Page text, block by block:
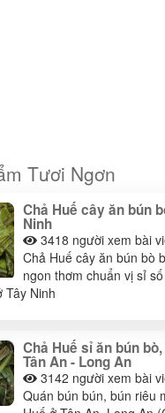
Tươi Ngơn
Chả Huế cây ăn bún
Ninh
3418 người xem bài
Chả Huế cây ăn bún bò
ngon thơm chuẩn vị sỉ
Tây Ninh
Chả Huế sỉ ăn bún
Tân An - Long An
3142 người xem bài
Quán bún bún, bún riêu